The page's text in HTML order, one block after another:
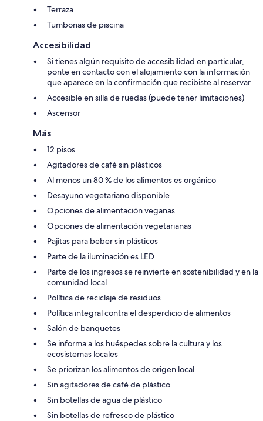
Terraza
Tumbonas de piscina
Accesibilidad
Si tienes algún requisito de accesibilidad en particular,
ponte en contacto con el alojamiento con la información
que aparece en la confirmación que recibiste al reservar.
Accesible en silla de ruedas (puede tener limitaciones)
Ascensor
Más
12 pisos
Agitadores de café sin plásticos
Al menos un 80 % de los alimentos es orgánico
Desayuno vegetariano disponible
Opciones de alimentación veganas
Opciones de alimentación vegetarianas
Pajitas para beber sin plásticos
Parte de la iluminación es LED
Parte de los ingresos se reinvierte en sostenibilidad y en la
comunidad local
Política de reciclaje de residuos
Política integral contra el desperdicio de alimentos
Salón de banquetes
Se informa a los huéspedes sobre la cultura y los
ecosistemas locales
Se priorizan los alimentos de origen local
Sin agitadores de café de plástico
Sin botellas de agua de plástico
Sin botellas de refresco de plástico